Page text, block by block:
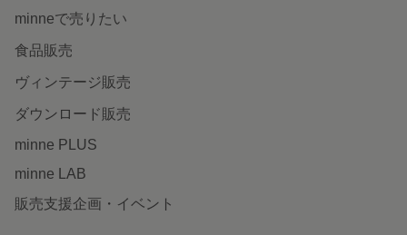
minneで売りたい
食品販売
ヴィンテージ販売
ダウンロード販売
minne PLUS
minne LAB
販売支援企画・イベント